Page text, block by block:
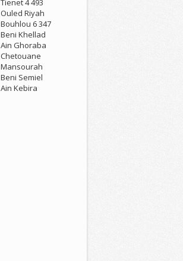
Tienet 4 493
Ouled Riyah
Bouhlou 6 347
Beni Khellad
Ain Ghoraba
Chetouane
Mansourah
Beni Semiel
Ain Kebira